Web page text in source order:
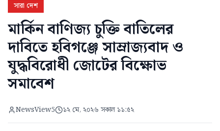
সারা দেশ
মার্কিন বাণিজ্য চুক্তি বাতিলের
দাবিতে হবিগঞ্জে সাম্রাজ্যবাদ ও
যুদ্ধবিরোধী জোটের বিক্ষোভ
সমাবেশ
NewsView5 ১২ মে, ২০২৬ সকাল ১১:৫২